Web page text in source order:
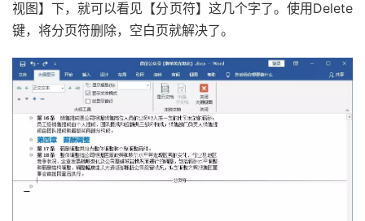
视图】下，就可以看见【分页符】这几个字了。使用Delete
键，将分页符删除，空白页就解决了。